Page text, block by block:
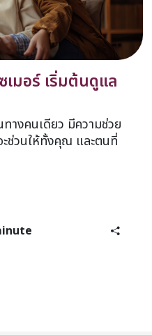
เมอร์ เริ่มต้นดูแล
างคนเดียว มีความช่วย
ช่วนให้ทั้งคุณ และตนที่